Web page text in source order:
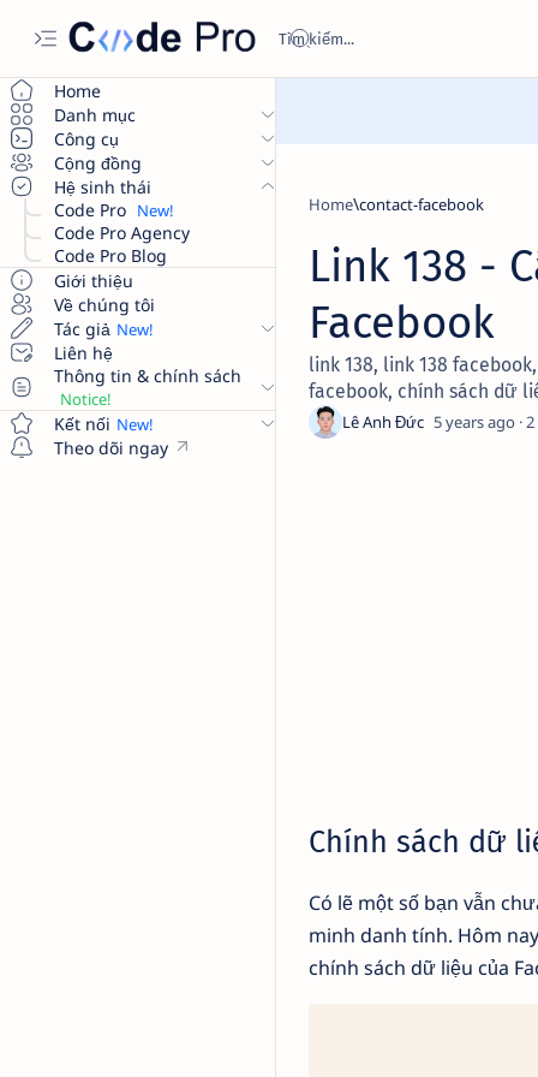
Home
Danh mục
Công cụ
Cộng đồng
Hệ sinh thái
Code Pro
Code Pro Agency
Code Pro Blog
Giới thiệu
Về chúng tôi
Tác giả
Liên hệ
Thông tin & chính sách
Kết nối
Theo dõi ngay
Home contact-facebook
Link 138 -
Facebook
link 138, link 138
facebook, chính sách dữ
5 years ago 2
Chính sách dữ
Có lẽ một số bạn vẫn
minh danh tính. Hôm
chính sách dữ liệu của